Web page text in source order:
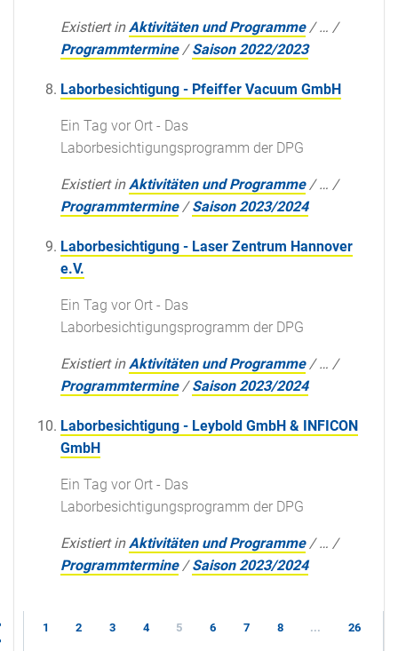
Existiert in Aktivitäten und Programme /… /
Programmtermine /Saison 2022/2023
Laborbesichtigung - Pfeiffer Vacuum GmbH
Ein Tag vor Ort - Das
Laborbesichtigungsprogramm der DPG
Existiert in Aktivitäten und Programme /… /
Programmtermine /Saison 2023/2024
Laborbesichtigung - Laser Zentrum Hannover
e.V.
Ein Tag vor Ort - Das
Laborbesichtigungsprogramm der DPG
Existiert in Aktivitäten und Programme /… /
Programmtermine /Saison 2023/2024
Laborbesichtigung - Leybold GmbH & INFICON
GmbH
Ein Tag vor Ort - Das
Laborbesichtigungsprogramm der DPG
Existiert in Aktivitäten und Programme /… /
Programmtermine /Saison 2023/2024
1 2 3 4 5 6 7 8 ... 26